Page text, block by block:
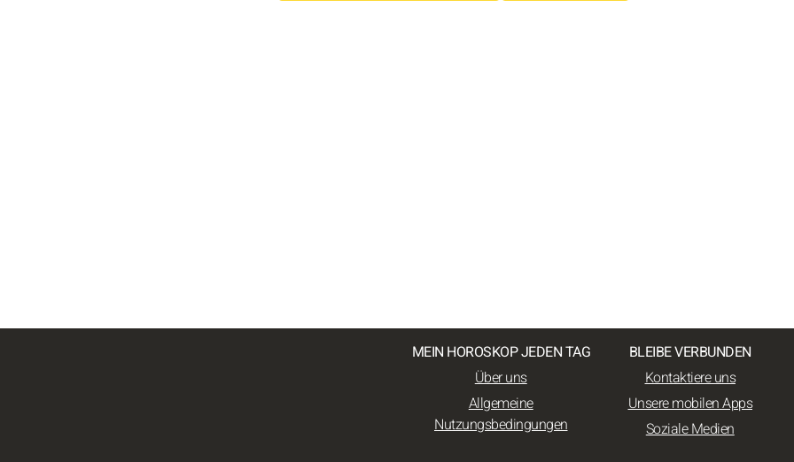
MEIN HOROSKOP JEDEN TAG
Über uns
Allgemeine
Nutzungsbedingungen
BLEIBE VERBUNDEN
Kontaktiere uns
Unsere mobilen Apps
Soziale Medien